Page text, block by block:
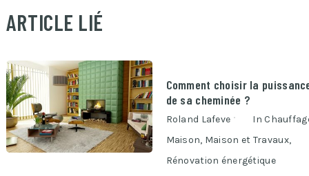
ARTICLE LIÉ
Comment choisir la
de sa cheminée ?
Roland Lafeve In
Maison, Maison et Travaux,
Rénovation énergétique